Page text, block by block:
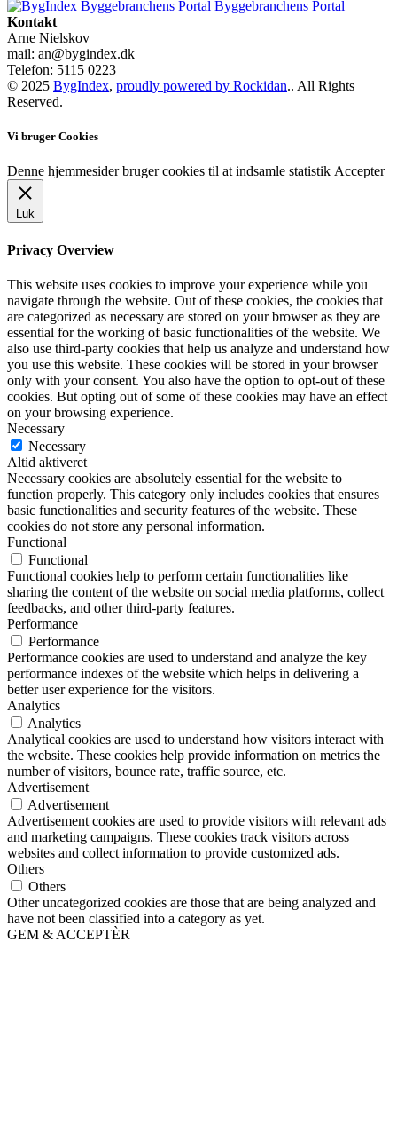
Byggebranchens Portal
Kontakt
Arne Nielskov
mail: an@bygindex.dk
Telefon: 5115 0223
© 2025 BygIndex, proudly powered by Rockidan.. All Rights
Reserved.
Vi bruger Cookies
Denne hjemmesider bruger cookies til at indsamle statistik Accepter
Luk
Privacy Overview
This website uses cookies to improve your experience while you
navigate through the website. Out of these cookies, the cookies that
are categorized as necessary are stored on your browser as they are
essential for the working of basic functionalities of the website. We
also use third-party cookies that help us analyze and understand how
you use this website. These cookies will be stored in your browser
only with your consent. You also have the option to opt-out of these
cookies. But opting out of some of these cookies may have an effect
on your browsing experience.
Necessary
Necessary
Altid aktiveret
Necessary cookies are absolutely essential for the website to
function properly. This category only includes cookies that ensures
basic functionalities and security features of the website. These
cookies do not store any personal information.
Functional
Functional
Functional cookies help to perform certain functionalities like
sharing the content of the website on social media platforms, collect
feedbacks, and other third-party features.
Performance
Performance
Performance cookies are used to understand and analyze the key
performance indexes of the website which helps in delivering a
better user experience for the visitors.
Analytics
Analytics
Analytical cookies are used to understand how visitors interact with
the website. These cookies help provide information on metrics the
number of visitors, bounce rate, traffic source, etc.
Advertisement
Advertisement
Advertisement cookies are used to provide visitors with relevant ads
and marketing campaigns. These cookies track visitors across
websites and collect information to provide customized ads.
Others
Others
Other uncategorized cookies are those that are being analyzed and
have not been classified into a category as yet.
GEM & ACCEPTÈR